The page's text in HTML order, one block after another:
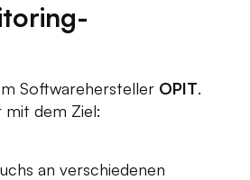
Softwarehersteller OPIT.
mit dem Ziel:
an verschiedenen